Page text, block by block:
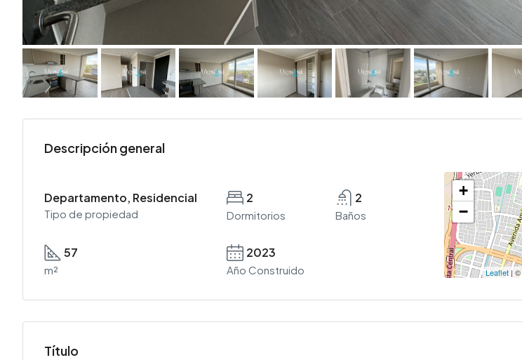
Descripción general
Departamento, Residencial
Tipo de propiedad
2
Dormitorios
2
Baños
57
m²
2023
Año Construido
+
−
Leaflet| ©
Título